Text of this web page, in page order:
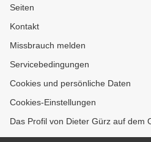
Seiten
Kontakt
Missbrauch melden
Servicebedingungen
Cookies und persönliche Daten
Cookies-Einstellungen
Das Profil von Dieter Gürz auf dem